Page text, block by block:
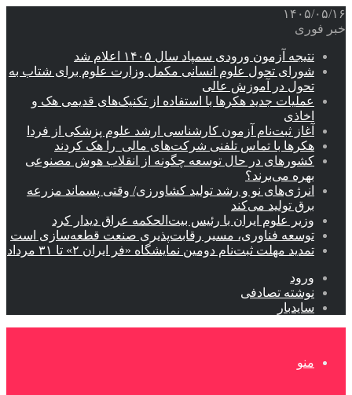
۱۴۰۵/۰۵/۱۶
خبر فوری
نتیجه آزمون ورودی سمپاد سال ۱۴۰۵ اعلام شد
شورای تحول علوم انسانی مکمل وزارت علوم برای شتاب به
تحول در آموزش عالی
عملیات جدید هکرها با استفاده از تکنیک‌های قدیمی هک و
اخاذی
آغاز ثبت‌نام‌ آزمون کارشناسی ارشد علوم پزشکی از فردا
هکرها با تماس تلفنی شرکت‌های مالی را هک کردند
کشورهای در حال توسعه چگونه از انقلاب هوش مصنوعی
بهره می‌برند؟
انرژی‌های نو و رشد تولید کشاورزی/ وقتی پسماند مزرعه‌
برق تولید می‌کند
وزیر علوم ایران با رئیس بیت‌الحکمه عراق دیدار کرد
توسعه فناوری، مسیر رقابت‌پذیری صنعت قطعه‌سازی است
تمدید مهلت ثبت‌نام دومین نمایشگاه «فر ایران ۲» تا ۳۱ مرداد
ورود
نوشته تصادفی
سایدبار
منو